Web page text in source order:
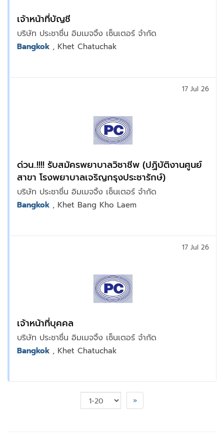
เจ้าหน้าที่บัญชี
บริษัท ประชาชื่น อิมเมจจิ้ง เซ็นเตอร์ จำกัด
Bangkok , Khet Chatuchak
ด่วน..!!!! รับสมัครพยาบาลวิชาชีพ (ปฏิบัติงานศูนย์
สาขา โรงพยาบาลเจริญกรุงประชารักษ์)
บริษัท ประชาชื่น อิมเมจจิ้ง เซ็นเตอร์ จำกัด
17 Jul 26
Bangkok , Khet Bang Kho Laem
เจ้าหน้าที่บุคคล
บริษัท ประชาชื่น อิมเมจจิ้ง เซ็นเตอร์ จำกัด
17 Jul 26
Bangkok , Khet Chatuchak
»